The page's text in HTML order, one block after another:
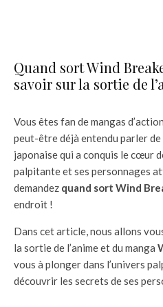
Quand sort Wind
savoir sur la sortie de
Vous êtes fan de mangas
peut-être déjà entendu parler de
japonaise qui a conquis le cœur
palpitante et ses personnages
demandez quand sort Wind
endroit !
Dans cet article, nous allons
la sortie de l’anime et du manga
vous à plonger dans l’univers
découvrir les secrets de ses